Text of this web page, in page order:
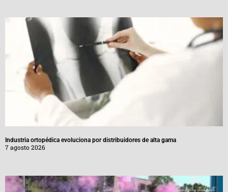
Industria ortopédica evoluciona por distribuidores de alta gama
7 agosto 2026